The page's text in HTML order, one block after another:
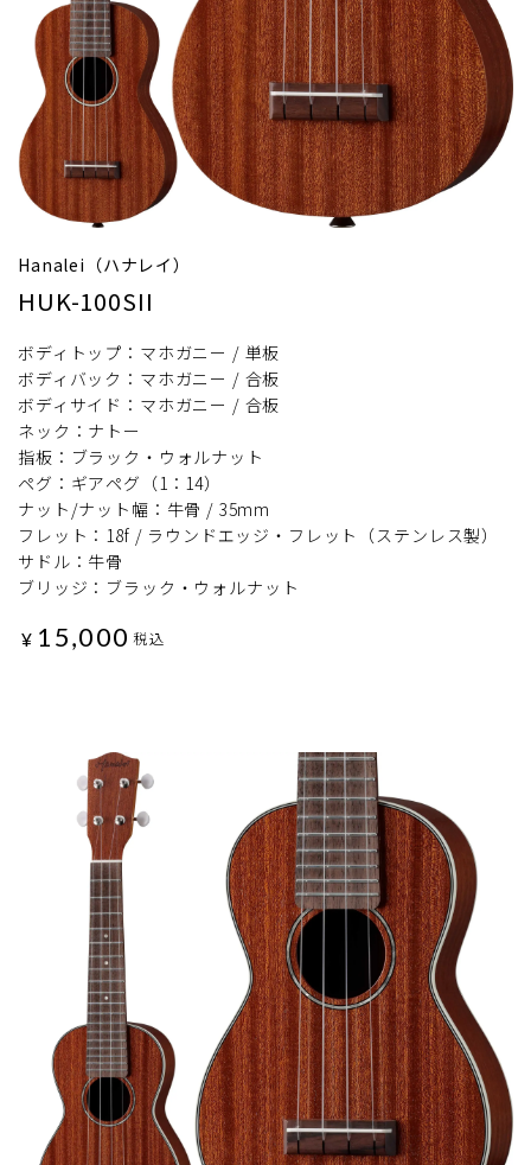
Hanalei（ハナレイ）
HUK-100SII
ボディトップ：マホガニー / 単板
ボディバック：マホガニー / 合板
ボディサイド：マホガニー / 合板
ネック：ナトー
指板：ブラック・ウォルナット
ペグ：ギアペグ（1：14）
ナット/ナット幅：牛骨 / 35mm
フレット：18f / ラウンドエッジ・フレット（ステンレス製）
サドル：牛骨
ブリッジ：ブラック・ウォルナット
¥ 15,000 税込